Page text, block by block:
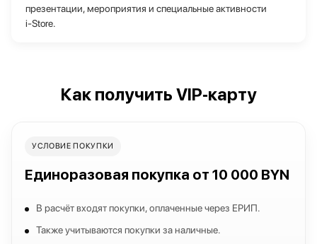
презентации, мероприятия и специальные активности
i‑Store.
Как получить VIP‑карту
УСЛОВИЕ ПОКУПКИ
Единоразовая покупка от 10 000 BYN
В расчёт входят покупки, оплаченные через ЕРИП.
Также учитываются покупки за наличные.